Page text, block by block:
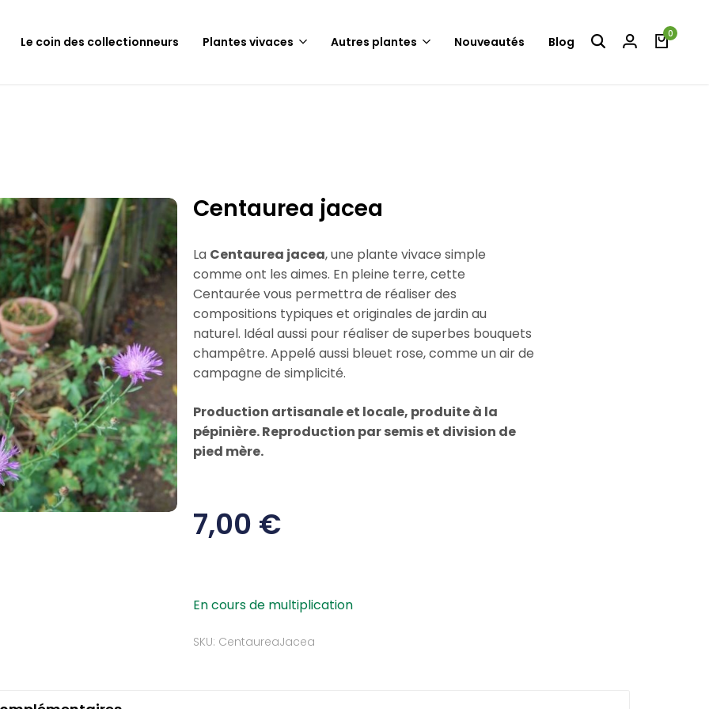
Le coin des collectionneurs Plantes vivaces Autres plantes Nouveautés Blog
0
Centaurea jacea
La Centaurea jacea, une plante vivace simple
comme ont les aimes. En pleine terre, cette
Centaurée vous permettra de réaliser des
compositions typiques et originales de jardin au
naturel. Idéal aussi pour réaliser de superbes bouquets
champêtre. Appelé aussi bleuet rose, comme un air de
campagne de simplicité.
Production artisanale et locale, produite à la
pépinière. Reproduction par semis et division de
pied mère.
7,00 €
En cours de multiplication
SKU: CentaureaJacea